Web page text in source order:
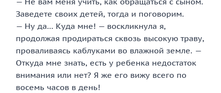
Заведете своих детей, тогда и поговорим.
— Ну да… Куда мне! — воскликнула я,
продолжая продираться сквозь высокую траву,
проваливаясь каблуками во влажной земле. —
Откуда мне знать, есть у ребенка недостаток
внимания или нет? Я же его вижу всего по
восемь часов в день!